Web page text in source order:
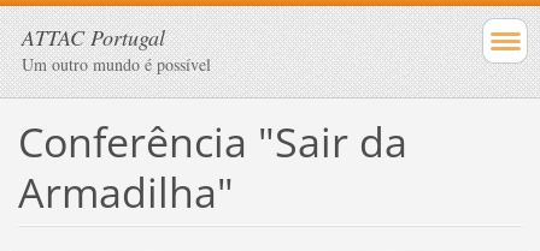
ATTAC Portugal
Um outro mundo é possível
Conferência "Sair da
Armadilha"